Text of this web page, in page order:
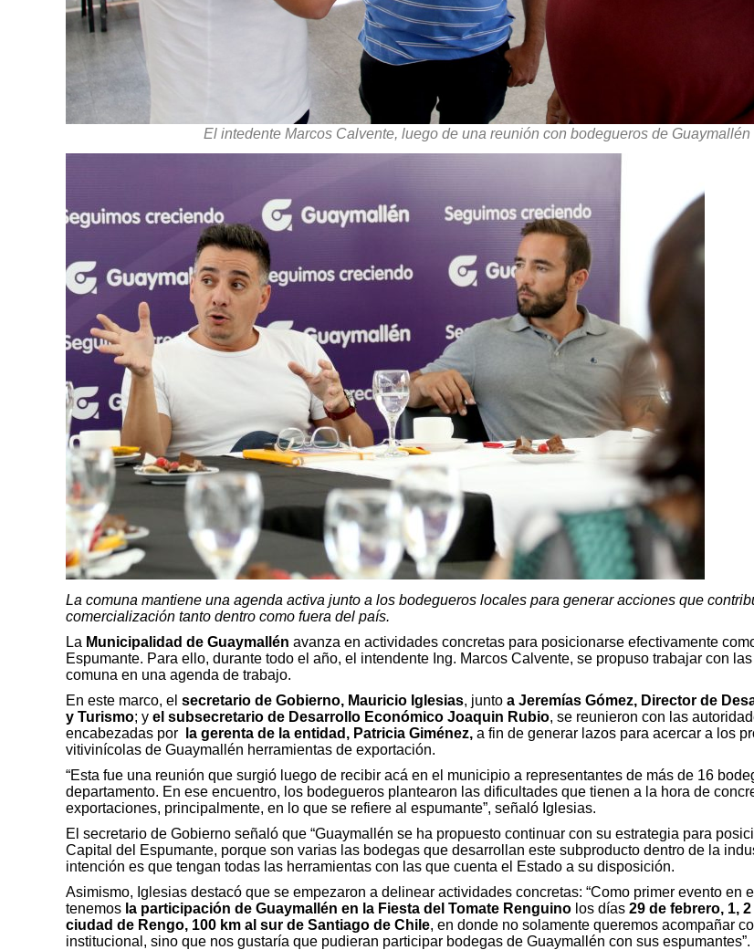
El intedente Marcos Calvente, luego de una reunión con bodegueros de Guaymallén
La comuna mantiene una agenda activa junto a los bodegueros locales para generar acciones que
comercialización tanto dentro como fuera del país.
La Municipalidad de Guaymallén avanza en actividades concretas para posicionarse efectivamente
Espumante. Para ello, durante todo el año, el intendente Ing. Marcos Calvente, se propuso trabajar con
comuna en una agenda de trabajo.
En este marco, el secretario de Gobierno, Mauricio Iglesias, junto a Jeremías Gómez, Director de
y Turismo; y el subsecretario de Desarrollo Económico Joaquin Rubio, se reunieron con las
encabezadas por
la gerenta de la entidad, Patricia Giménez, a fin de generar lazos para acercar a los
vitivinícolas de Guaymallén herramientas de exportación.
“Esta fue una reunión que surgió luego de recibir acá en el municipio a representantes de más de 16
departamento. En ese encuentro, los bodegueros plantearon las dificultades que tienen a la hora de
exportaciones, principalmente, en lo que se refiere al espumante”, señaló Iglesias.
El secretario de Gobierno señaló que “Guaymallén se ha propuesto continuar con su estrategia para
Capital del Espumante, porque son varias las bodegas que desarrollan este subproducto dentro de la
intención es que tengan todas las herramientas con las que cuenta el Estado a su disposición.
Asimismo, Iglesias destacó que se empezaron a delinear actividades concretas: “Como primer evento en
tenemos la participación de Guaymallén en la Fiesta del Tomate Renguino los días 29 de febrero, 1,
ciudad de Rengo, 100 km al sur de Santiago de Chile, en donde no solamente queremos acompañar
institucional, sino que nos gustaría que pudieran participar bodegas de Guaymallén con sus espumantes”.